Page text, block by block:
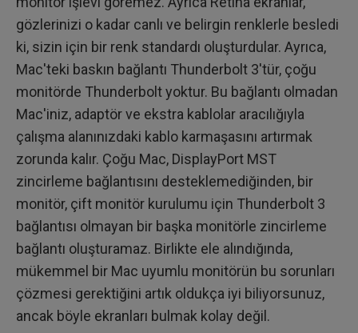
gözlerinizi o kadar canlı ve belirgin renklerle besledi
ki, sizin için bir renk standardı oluşturdular. Ayrıca,
Mac'teki baskın bağlantı Thunderbolt 3'tür, çoğu
monitörde Thunderbolt yoktur. Bu bağlantı olmadan
Mac'iniz, adaptör ve ekstra kablolar aracılığıyla
çalışma alanınızdaki kablo karmaşasını artırmak
zorunda kalır. Çoğu Mac, DisplayPort MST
zincirleme bağlantısını desteklemediğinden, bir
monitör, çift monitör kurulumu için Thunderbolt 3
bağlantısı olmayan bir başka monitörle zincirleme
bağlantı oluşturamaz. Birlikte ele alındığında,
mükemmel bir Mac uyumlu monitörün bu sorunları
çözmesi gerektiğini artık oldukça iyi biliyorsunuz,
ancak böyle ekranları bulmak kolay değil.